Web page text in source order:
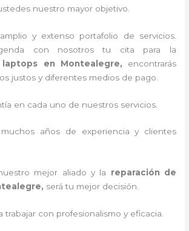
nuestro mayor objetivo.
y extenso portafolio de servicios.
con nosotros tu cita para la
en Montealegre, encontrarás
justos y diferentes medios de pago.
en cada uno de nuestros servicios.
años de experiencia y clientes
mejor aliado y la reparación de
será tu mejor decisión.
trabajar con profesionalismo y eficacia.